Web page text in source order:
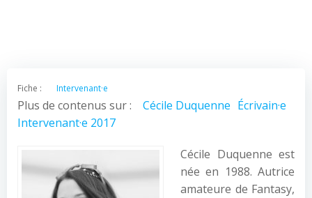
Fiche : Intervenant·e
Plus de contenus sur : Cécile Duquenne Écrivain·e
Intervenant·e 2017
Cécile Duquenne est
née en 1988. Autrice
amateure de Fantasy,